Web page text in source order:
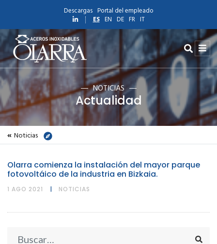
Descargas Portal del empleado
ES EN DE FR IT
NOTICIAS
Actualidad
Inicio
Actualidad
Noticias
Olarra comienza la instalación del mayor parque fotovoltáico de la industria en Bizkaia.
Noticias
Olarra comienza la instalación del mayor parque
fotovoltáico de la industria en Bizkaia.
1 AGO 2021 NOTICIAS